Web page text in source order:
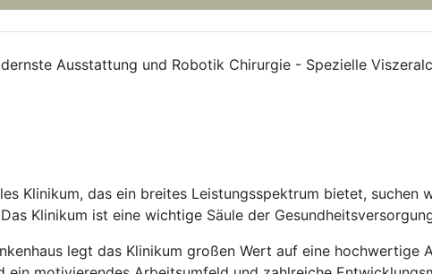
Ausstattung und Robotik Chirurgie - Spezielle
Klinikum, das ein breites Leistungsspektrum bietet, suchen
Klinikum ist eine wichtige Säule der
legt das Klinikum großen Wert auf eine hochwertige